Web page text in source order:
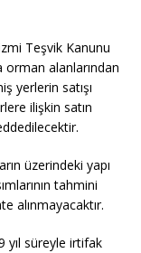
Teşvik Kanunu
orman alanlarından
yerlerin satışı
ilişkin satın
üzerindeki yapı
tahmini
alınmayacaktır.
yıl süreyle irtifak